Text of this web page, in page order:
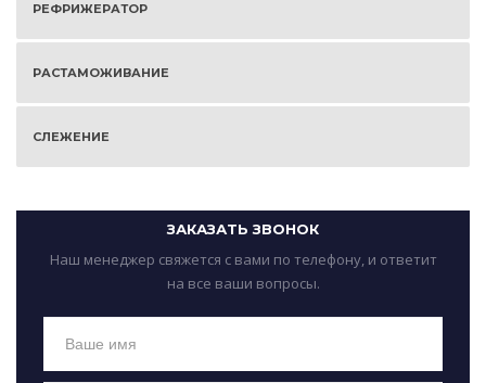
РЕФРИЖЕРАТОР
РАСТАМОЖИВАНИЕ
СЛЕЖЕНИЕ
ЗАКАЗАТЬ ЗВОНОК
Наш менеджер свяжется с вами по телефону, и ответит
на все ваши вопросы.